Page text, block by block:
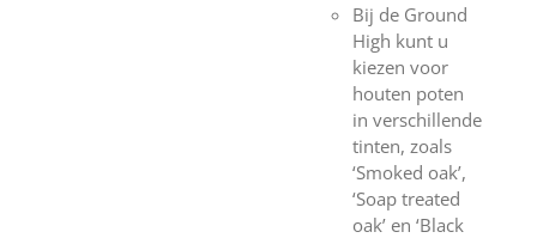
Bij de Ground
High kunt u
kiezen voor
houten poten
in verschillende
tinten, zoals
‘Smoked oak’,
‘Soap treated
oak’ en ‘Black